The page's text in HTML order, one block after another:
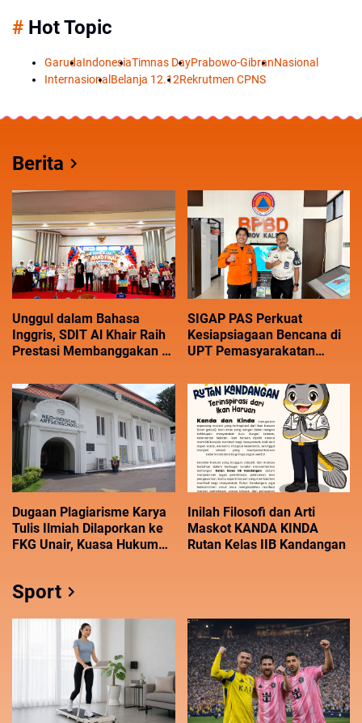
# Hot Topic
GarudaIndonesiaTimnas DayPrabowo-GibranNasional
Internasional Belanja 12.12Rekrutmen CPNS
Berita
Unggul dalam Bahasa
Inggris, SDIT Al Khair Raih
Prestasi Membanggakan di
2026 HST
SIGAP PAS Perkuat
Kesiapsiagaan Bencana di
UPT Pemasyarakatan
Dugaan Plagiarisme Karya
Tulis Ilmiah Dilaporkan ke
FKG Unair, Kuasa Hukum
Inilah Filosofi dan Arti
Maskot KANDA KINDA
Rutan Kelas IIB Kandangan
Sport